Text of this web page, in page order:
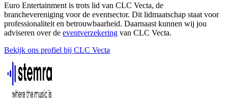
Euro Entertainment is trots lid van CLC Vecta, de
branchevereniging voor de eventsector. Dit lidmaatschap staat voor
professionaliteit en betrouwbaarheid. Daarnaast kunnen wij jou
adviseren over de eventverzekering van CLC Vecta.
Bekijk ons profiel bij CLC Vecta